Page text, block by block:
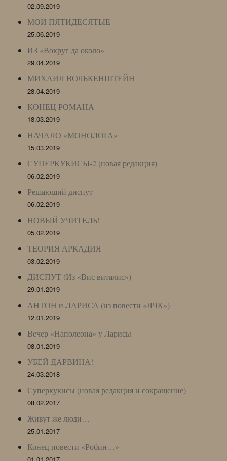
02.09.2019
МОИ ПЯТИДЕСЯТЫЕ
25.06.2019
ИЗ «Вокруг да около»
29.04.2019
МИХАИЛ ВОЛЬКЕНШТЕЙН
28.04.2019
КОНЕЦ РОМАНА
18.03.2019
НАЧАЛО «МОНОЛОГА»
15.03.2019
СУПЕРКУКИСЫ-2 (новая редакция)
06.02.2019
Решающий диспут
06.02.2019
НОВЫЙ УЧИТЕЛЬ!
05.02.2019
ТЕОРИЯ АРКАДИЯ
03.02.2019
ДИСПУТ (Из «Вис виталис»)
29.01.2019
АНТОН и ЛАРИСА (из повести «ЛЧК»)
12.01.2019
Вечер «Наполеона» у Ларисы
08.01.2019
УБЕЙ ДАРВИНА!
24.03.2018
Суперкукисы (новая редакция и сокращение)
08.02.2017
Живут же люди…
25.01.2017
Конец повести «Робин…»